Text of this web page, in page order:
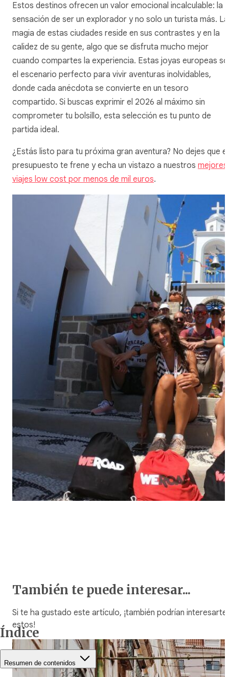
Estos destinos ofrecen un valor emocional incalculable: la
sensación de ser un explorador y no solo un turista más. La
magia de estas ciudades reside en sus contrastes y en la
calidez de su gente, algo que se disfruta mucho mejor
cuando compartes la experiencia. Estas joyas europeas
el escenario perfecto para vivir aventuras inolvidables,
donde cada anécdota se convierte en un tesoro
compartido. Si buscas exprimir el 2026 al máximo sin
comprometer tu bolsillo, esta selección es tu punto de
partida ideal.
¿Estás listo para tu próxima gran aventura? No dejes que el
presupuesto te frene y echa un vistazo a nuestros mejores
viajes low cost por menos de mil euros.
Índice
Resumen de contenidos
También te puede interesar...
Si te ha gustado este artículo, ¡también podrían interesarte
estos!